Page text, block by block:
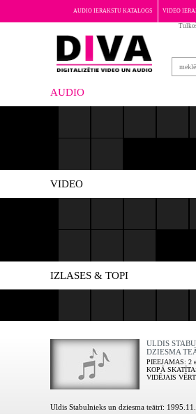
AUDIO IERAKSTU KATALOGS VIDEO
AUDIO
VIDEO
IZLASES & TOPI
ULDIS
DZIESMA
PIEEJAMAS: 2
KOPĀ
VIDĒJAIS
Uldis Stabulnieks un dziesma teātrī: